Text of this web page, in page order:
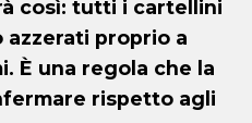
così: tutti i cartellini
proprio a
È una regola che la
rispetto agli